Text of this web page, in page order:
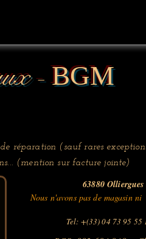
-BGM
réparation (sauf rares
(mention sur facture jointe)
Tel: +(33) 04 73 95 55
63880 Olliergues
Nous n'avons pas de magasin